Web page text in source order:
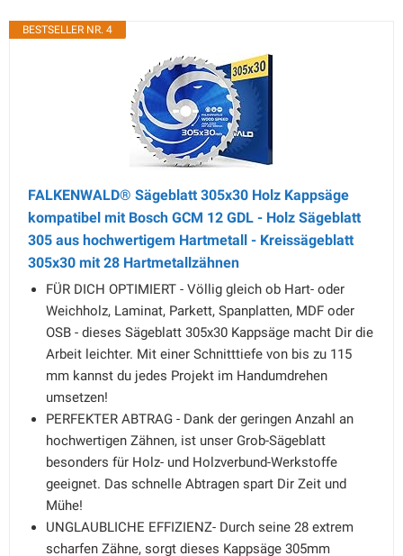
BESTSELLER NR. 4
FALKENWALD® Sägeblatt 305x30 Holz Kappsäge
kompatibel mit Bosch GCM 12 GDL - Holz Sägeblatt
305 aus hochwertigem Hartmetall - Kreissägeblatt
305x30 mit 28 Hartmetallzähnen
FÜR DICH OPTIMIERT - Völlig gleich ob Hart- oder
Weichholz, Laminat, Parkett, Spanplatten, MDF oder
OSB - dieses Sägeblatt 305x30 Kappsäge macht Dir die
Arbeit leichter. Mit einer Schnitttiefe von bis zu 115
mm kannst du jedes Projekt im Handumdrehen
umsetzen!
PERFEKTER ABTRAG - Dank der geringen Anzahl an
hochwertigen Zähnen, ist unser Grob-Sägeblatt
besonders für Holz- und Holzverbund-Werkstoffe
geeignet. Das schnelle Abtragen spart Dir Zeit und
Mühe!
UNGLAUBLICHE EFFIZIENZ- Durch seine 28 extrem
scharfen Zähne, sorgt dieses Kappsäge 305mm